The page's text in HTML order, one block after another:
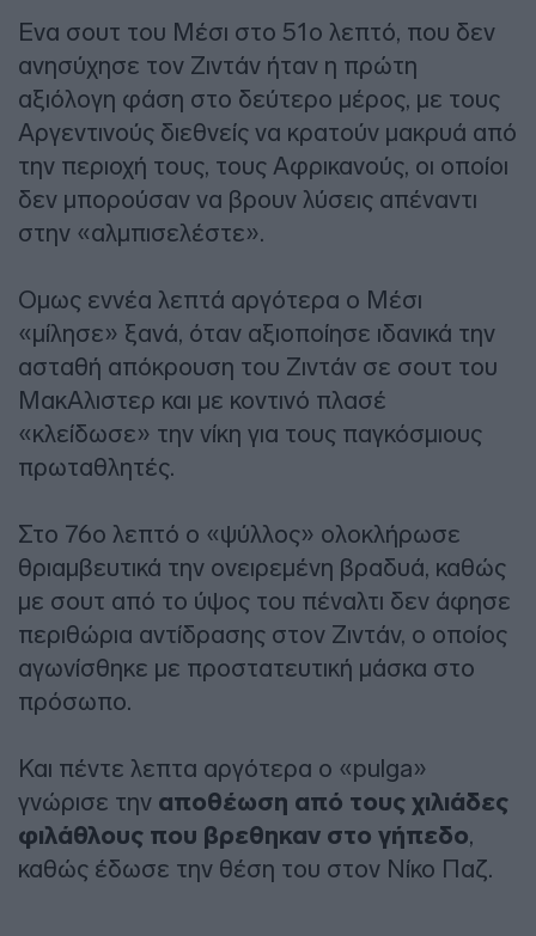
Ενα σουτ του Μέσι στο 51ο λεπτό, που δεν
ανησύχησε τον Ζιντάν ήταν η πρώτη
αξιόλογη φάση στο δεύτερο μέρος, με τους
Αργεντινούς διεθνείς να κρατούν μακρυά από
την περιοχή τους, τους Αφρικανούς, οι οποίοι
δεν μπορούσαν να βρουν λύσεις απέναντι
στην «αλμπισελέστε».
Ομως εννέα λεπτά αργότερα ο Μέσι
«μίλησε» ξανά, όταν αξιοποίησε ιδανικά την
ασταθή απόκρουση του Ζιντάν σε σουτ του
ΜακΑλιστερ και με κοντινό πλασέ
«κλείδωσε» την νίκη για τους παγκόσμιους
πρωταθλητές.
Στο 76ο λεπτό ο «ψύλλος» ολοκλήρωσε
θριαμβευτικά την ονειρεμένη βραδυά, καθώς
με σουτ από το ύψος του πέναλτι δεν άφησε
περιθώρια αντίδρασης στον Ζιντάν, ο οποίος
αγωνίσθηκε με προστατευτική μάσκα στο
πρόσωπο.
Και πέντε λεπτα αργότερα ο «pulga»
γνώρισε την αποθέωση από τους χιλιάδες
φιλάθλους που βρεθηκαν στο γήπεδο,
καθώς έδωσε την θέση του στον Νίκο Παζ.